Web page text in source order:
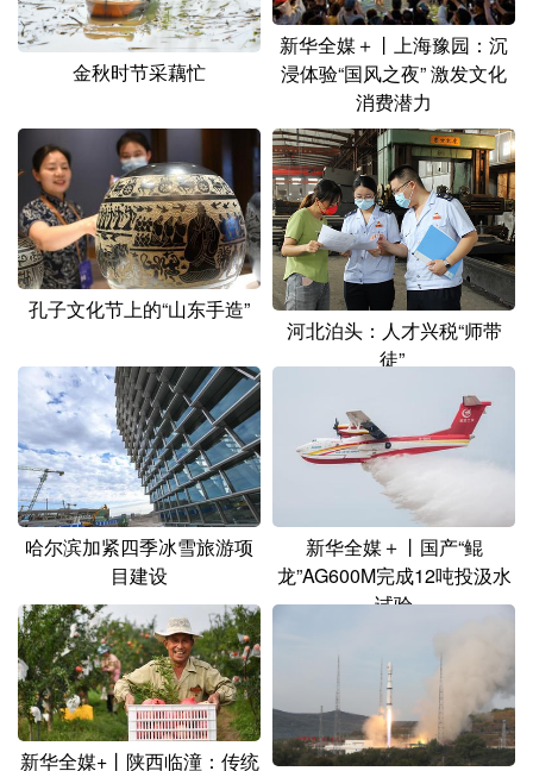
English Español Français عربى
Deutsch Português
金秋时节采藕忙
新华全媒＋丨上海豫园：沉
浸体验“国风之夜” 激发文化
消费潜力
孔子文化节上的“山东手造”
河北泊头：人才兴税“师带
徒”
哈尔滨加紧四季冰雪旅游项
目建设
新华全媒＋丨国产“鲲
龙”AG600M完成12吨投汲水
试验
新华全媒+丨陕西临潼：传统